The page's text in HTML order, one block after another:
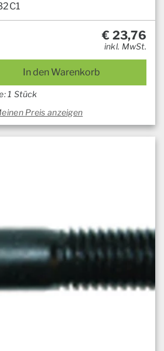
€ 23,76
inkl. MwSt.
In den Warenkorb
1 Stück
Preis anzeigen